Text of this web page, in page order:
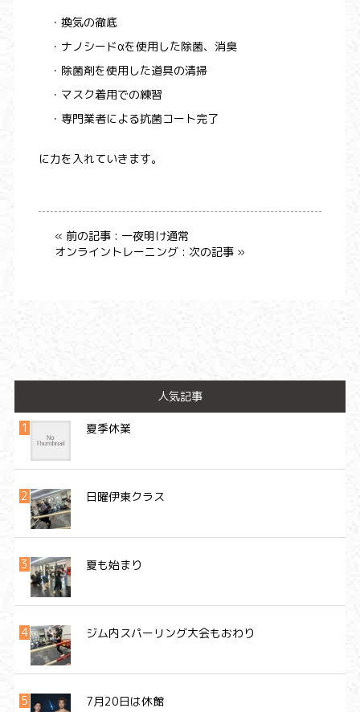
・換気の徹底
・ナノシードαを使用した除菌、消臭
・除菌剤を使用した道具の清掃
・マスク着用での練習
・専門業者による抗菌コート完了
に力を入れていきます。
« 前の記事 : 一夜明け通常
オンライントレーニング : 次の記事 »
人気記事
夏季休業
日曜伊東クラス
夏も始まり
ジム内スパーリング大会もおわり
7月20日は休館